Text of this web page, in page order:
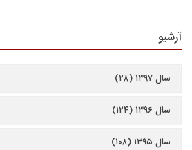
آرشیو
سال ۱۳۹۷ (۲۸)
سال ۱۳۹۶ (۱۲۴)
سال ۱۳۹۵ (۱۰۸)